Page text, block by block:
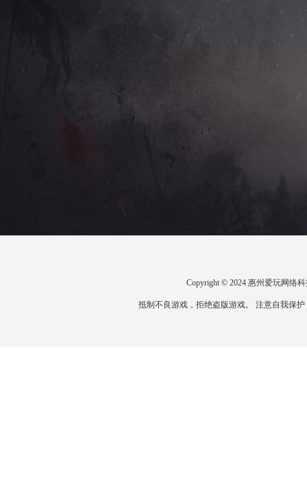
Copyright © 2024 惠州爱玩网络
抵制不良游戏，拒绝盗版游戏。 注意自我保